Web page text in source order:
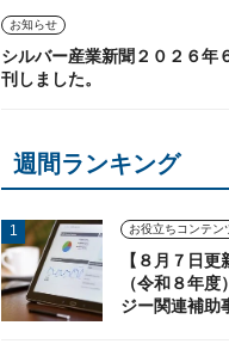
お知らせ
シルバー産業新聞２０２６年
刊しました。
週間ランキング
お役立ちコンテン
【８月７日
（令和８年
ジー関連補